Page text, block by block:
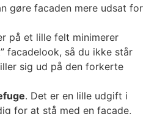
gøre facaden mere udsat for
på et lille felt minimerer
facadelook, så du ikke står
sig ud på den forkerte
. Det er en lille udgift i
for at stå med en facade,